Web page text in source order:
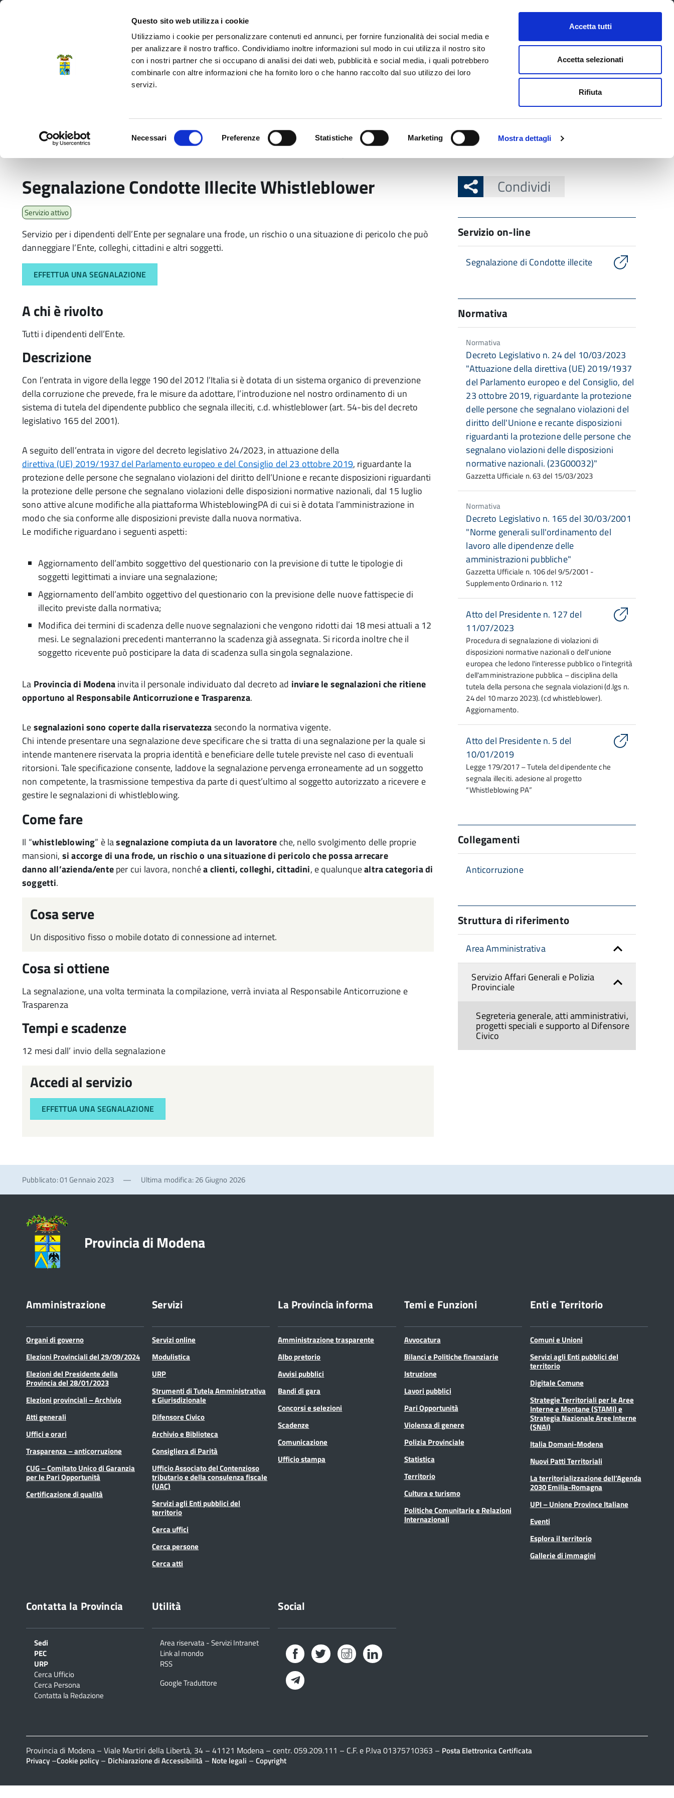
Questo sito web utilizza i cookie
Utilizziamo i cookie per personalizzare contenuti ed annunci, per fornire funzionalità dei social media e
per analizzare il nostro traffico. Condividiamo inoltre informazioni sul modo in cui utilizza il nostro sito
con i nostri partner che si occupano di analisi dei dati web, pubblicità e social media, i quali potrebbero
combinarle con altre informazioni che ha fornito loro o che hanno raccolto dal suo utilizzo dei loro
servizi.
Necessari Preferenze Statistiche Marketing Mostra dettagli
Accetta tutti
Accetta selezionati
Rifiuta
CONTATTI URP SERVIZI ONLINE
Provincia di Modena
Seguici su FacebookTwitterInstagram
LinkedIn
cerca nel sito
Segnalazione Condotte Illecite Whistleblower
Servizio attivo
Servizio per i dipendenti dell’Ente per segnalare una frode, un rischio o una situazione di pericolo che può
danneggiare l’Ente, colleghi, cittadini e altri soggetti.
EFFETTUA UNA SEGNALAZIONE
A chi è rivolto
Tutti i dipendenti dell’Ente.
Descrizione
Con l’entrata in vigore della legge 190 del 2012 l’Italia si è dotata di un sistema organico di prevenzione
della corruzione che prevede, fra le misure da adottare, l’introduzione nel nostro ordinamento di un
sistema di tutela del dipendente pubblico che segnala illeciti, c.d. whistleblower (art. 54-bis del decreto
legislativo 165 del 2001).
A seguito dell’entrata in vigore del decreto legislativo 24/2023, in attuazione della
direttiva (UE) 2019/1937 del Parlamento europeo e del Consiglio del 23 ottobre 2019, riguardante la
protezione delle persone che segnalano violazioni del diritto dell’Unione e recante disposizioni riguardanti
la protezione delle persone che segnalano violazioni delle disposizioni normative nazionali, dal 15 luglio
sono attive alcune modifiche alla piattaforma WhisteblowingPA di cui si è dotata l’amministrazione in
modo che sia conforme alle disposizioni previste dalla nuova normativa.
Le modifiche riguardano i seguenti aspetti:
Aggiornamento dell’ambito soggettivo del questionario con la previsione di tutte le tipologie di
soggetti legittimati a inviare una segnalazione;
Aggiornamento dell’ambito oggettivo del questionario con la previsione delle nuove fattispecie di
illecito previste dalla normativa;
Modifica dei termini di scadenza delle nuove segnalazioni che vengono ridotti dai 18 mesi attuali a 12
mesi. Le segnalazioni precedenti manterranno la scadenza già assegnata. Si ricorda inoltre che il
soggetto ricevente può posticipare la data di scadenza sulla singola segnalazione.
La Provincia di Modenainvita il personale individuato dal decreto ad inviare le segnalazioni che ritiene
opportuno al Responsabile Anticorruzione e Trasparenza.
Lesegnalazioni sono coperte dalla riservatezzasecondo la normativa vigente.
Chi intende presentare una segnalazione deve specificare che si tratta di una segnalazione per la quale si
intende mantenere riservata la propria identità e beneficiare delle tutele previste nel caso di eventuali
ritorsioni. Tale specificazione consente, laddove la segnalazione pervenga erroneamente ad un soggetto
non competente, la trasmissione tempestiva da parte di quest’ultimo al soggetto autorizzato a ricevere e
gestire le segnalazioni di whistleblowing.
Come fare
Il “whistleblowing” è lasegnalazione compiuta da un lavoratore che, nello svolgimento delle proprie
mansioni, si accorge di una frode, un rischio o una situazione di pericolo che possa arrecare
dannoall’azienda/enteper cui lavora, nonchéa clienti, colleghi, cittadini, e qualunquealtra categoria di
soggetti.
Cosa serve
Un dispositivo fisso o mobile dotato di connessione ad internet.
Cosa si ottiene
La segnalazione, una volta terminata la compilazione, verrà inviata al Responsabile Anticorruzione e
Trasparenza
Tempi e scadenze
12 mesi dall’ invio della segnalazione
Accedi al servizio
EFFETTUA UNA SEGNALAZIONE
Condividi
Servizio on-line
Segnalazione di Condotte illecite
Normativa
Normativa
Decreto Legislativo n. 24 del 10/03/2023
"Attuazione della direttiva (UE) 2019/1937
del Parlamento europeo e del Consiglio, del
23 ottobre 2019, riguardante la protezione
delle persone che segnalano violazioni del
diritto dell'Unione e recante disposizioni
riguardanti la protezione delle persone che
segnalano violazioni delle disposizioni
normative nazionali. (23G00032)"
Gazzetta Ufficiale n. 63 del 15/03/2023
Normativa
Decreto Legislativo n. 165 del 30/03/2001
"Norme generali sull'ordinamento del
lavoro alle dipendenze delle
amministrazioni pubbliche"
Gazzetta Ufficiale n. 106 del 9/5/2001 -
Supplemento Ordinario n. 112
Atto del Presidente n. 127 del
11/07/2023
Procedura di segnalazione di violazioni di
disposizioni normative nazionali o dell'unione
europea che ledono l'interesse pubblico o l'integrità
dell'amministrazione pubblica – disciplina della
tutela della persona che segnala violazioni (d.lgs n.
24 del 10 marzo 2023). (cd whistleblower).
Aggiornamento.
Atto del Presidente n. 5 del
10/01/2019
Legge 179/2017 – Tutela del dipendente che
segnala illeciti. adesione al progetto
“Whistleblowing PA”
Collegamenti
Anticorruzione
Struttura di riferimento
Area Amministrativa
Servizio Affari Generali e Polizia
Provinciale
Segreteria generale, atti amministrativi,
progetti speciali e supporto al Difensore
Civico
Pubblicato: 01 Gennaio 2023 — Ultima modifica: 26 Giugno 2026
Provincia di Modena
Amministrazione
Organi di governo
Elezioni Provinciali del 29/09/2024
Elezioni del Presidente della
Provincia del 28/01/2023
Elezioni provinciali – Archivio
Atti generali
Uffici e orari
Trasparenza – anticorruzione
CUG – Comitato Unico di Garanzia
per le Pari Opportunità
Certificazione di qualità
Servizi
Servizi online
Modulistica
URP
Strumenti di Tutela Amministrativa
e Giurisdizionale
Difensore Civico
Archivio e Biblioteca
Consigliera di Parità
Ufficio Associato del Contenzioso
tributario e della consulenza fiscale
(UAC)
Servizi agli Enti pubblici del
territorio
Cerca uffici
Cerca persone
Cerca atti
La Provincia informa
Amministrazione trasparente
Albo pretorio
Avvisi pubblici
Bandi di gara
Concorsi e selezioni
Scadenze
Comunicazione
Ufficio stampa
Temi e Funzioni
Avvocatura
Bilanci e Politiche finanziarie
Istruzione
Lavori pubblici
Pari Opportunità
Violenza di genere
Polizia Provinciale
Statistica
Territorio
Cultura e turismo
Politiche Comunitarie e Relazioni
Internazionali
Enti e Territorio
Comuni e Unioni
Servizi agli Enti pubblici del
territorio
Digitale Comune
Strategie Territoriali per le Aree
Interne e Montane (STAMI) e
Strategia Nazionale Aree Interne
(SNAI)
Italia Domani-Modena
Nuovi Patti Territoriali
La territorializzazione dell’Agenda
2030 Emilia-Romagna
UPI – Unione Province Italiane
Eventi
Esplora il territorio
Gallerie di immagini
Contatta la Provincia
Sedi
PEC
URP
Cerca Ufficio
Cerca Persona
Contatta la Redazione
Utilità
Area riservata - Servizi Intranet
Link al mondo
RSS
Google Traduttore
Social
FacebookTwitterInstagramLinkedIn
Provincia di Modena – Viale Martiri della Libertà, 34 – 41121 Modena – centr. 059.209.111 – C.F. e P.Iva 01375710363 – Posta Elettronica Certificata
Privacy –Cookie policy – Dichiarazione di Accessibilità – Note legali – Copyright